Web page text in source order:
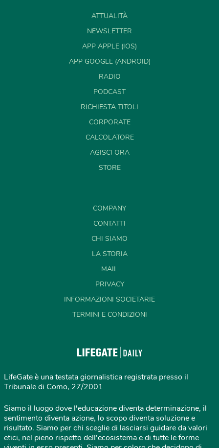
ATTUALITÀ
NEWSLETTER
APP APPLE (IOS)
APP GOOGLE (ANDROID)
RADIO
PODCAST
RICHIESTA TITOLI
CORPORATE
CALCOLATORE
AGISCI ORA
STORE
COMPANY
CONTATTI
CHI SIAMO
LA STORIA
MAIL
PRIVACY
INFORMAZIONI SOCIETARIE
TERMINI E CONDIZIONI
LifeGate è una testata giornalistica registrata presso il
Tribunale di Como, 27/2001
Siamo il luogo dove l'educazione diventa determinazione, il
sentimento diventa azione, lo scopo diventa soluzione e
risultato. Siamo per chi sceglie di lasciarsi guidare da valori
etici, nel pieno rispetto dell'ecosistema e di tutte le forme